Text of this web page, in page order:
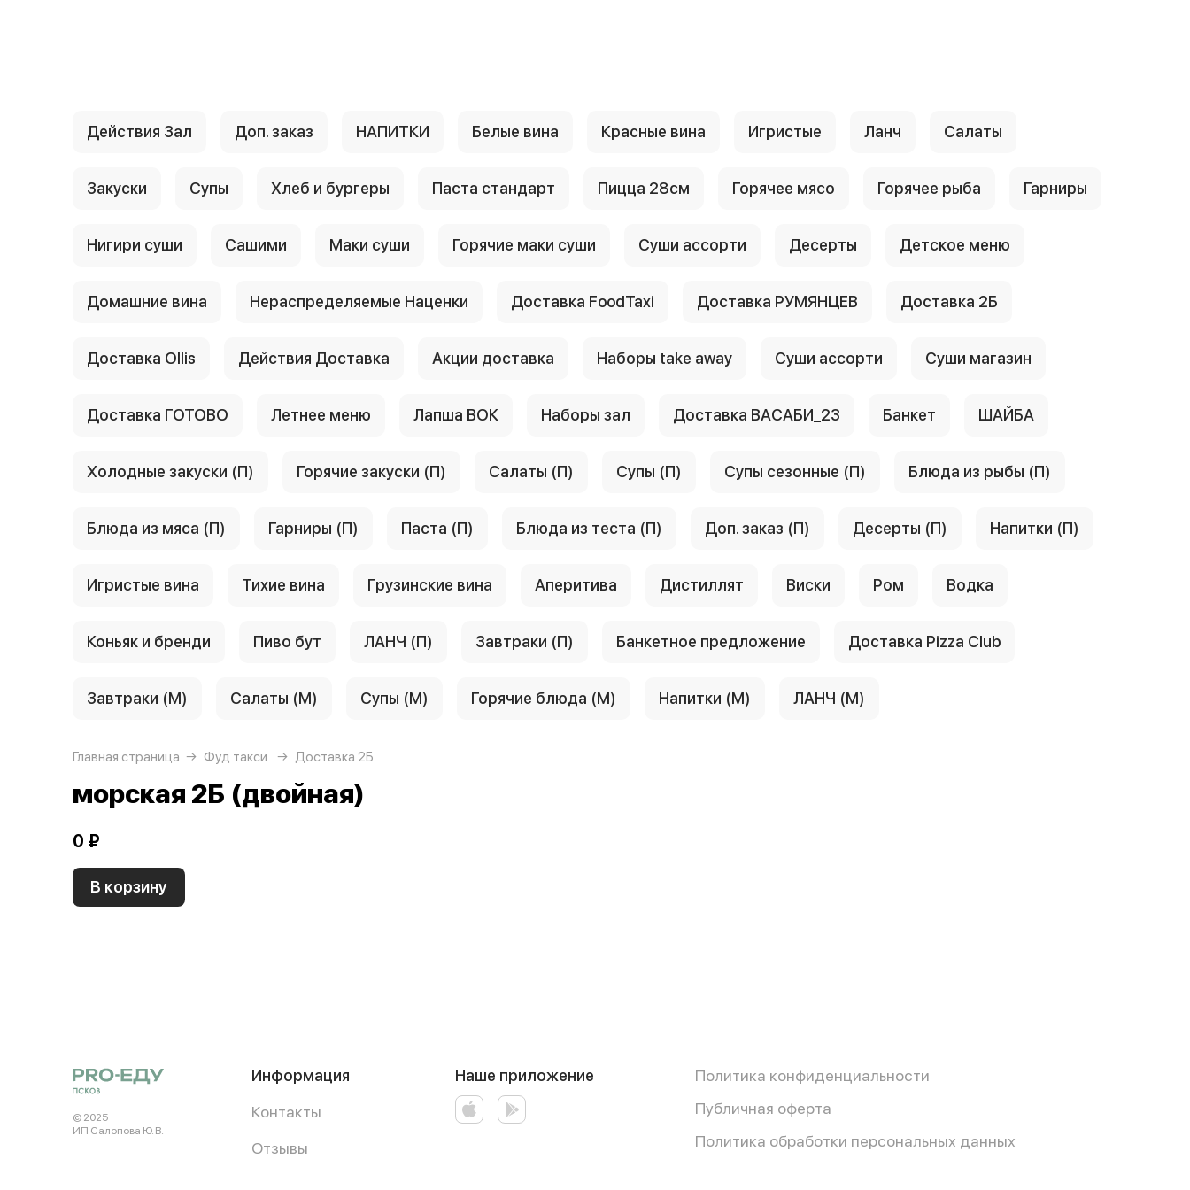
Действия Зал Доп. заказ НАПИТКИ Белые вина Красные вина Игристые Ланч Салаты
Закуски Супы Хлеб и бургеры Паста стандарт Пицца 28см Горячее мясо Горячее рыба Гарниры
Нигири суши Сашими Маки суши Горячие маки суши Суши ассорти Десерты Детское меню
Домашние вина Нераспределяемые Наценки Доставка FoodTaxi Доставка РУМЯНЦЕВ Доставка 2Б
Доставка Ollis Действия Доставка Акции доставка Наборы take away Суши ассорти Суши магазин
Доставка ГОТОВО Летнее меню Лапша ВОК Наборы зал Доставка ВАСАБИ_23 Банкет ШАЙБА
Холодные закуски (П) Горячие закуски (П) Салаты (П) Супы (П) Супы сезонные (П) Блюда из рыбы (П)
Блюда из мяса (П) Гарниры (П) Паста (П) Блюда из теста (П) Доп. заказ (П) Десерты (П) Напитки (П)
Игристые вина Тихие вина Грузинские вина Аперитива Дистиллят Виски Ром Водка
Коньяк и бренди Пиво бут ЛАНЧ (П) Завтраки (П) Банкетное предложение Доставка Pizza Club
Завтраки (М) Салаты (М) Супы (М) Горячие блюда (М) Напитки (М) ЛАНЧ (М)
Главная страница Фуд такси Доставка 2Б
морская 2Б (двойная)
0 ₽
В корзину
© 2025
ИП Салопова Ю. В.
Информация
Контакты
Отзывы
Наше приложение
Политика конфиденциальности
Публичная оферта
Политика обработки персональных данных